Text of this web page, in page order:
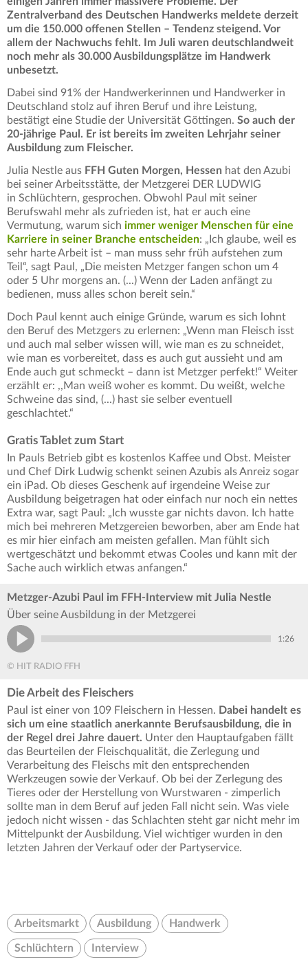
Zentralverband des Deutschen Handwerks meldete derzeit
um die 150.000 offenen Stellen – Tendenz steigend. Vor
allem der Nachwuchs fehlt. Im Juli waren deutschlandweit
noch mehr als 30.000 Ausbildungsplätze im Handwerk
unbesetzt.
Dabei sind 91% der Handwerkerinnen und Handwerker in
Deutschland stolz auf ihren Beruf und ihre Leistung,
bestätigt eine Studie der Universität Göttingen. So auch der
20-jährige Paul. Er ist bereits im zweiten Lehrjahr seiner
Ausbildung zum Fleischer.
Julia Nestle aus FFH Guten Morgen, Hessen hat den Azubi
bei seiner Arbeitsstätte, der Metzgerei DER LUDWIG
in Schlüchtern, gesprochen. Obwohl Paul mit seiner
Berufswahl mehr als zufrieden ist, hat er auch eine
Vermutung, warum sich immer weniger Menschen für eine
Karriere in seiner Branche entscheiden: „Ich glaube, weil es
sehr harte Arbeit ist – man muss sehr früh aufstehen zum
Teil“, sagt Paul, „Die meisten Metzger fangen schon um 4
oder 5 Uhr morgens an. (...) Wenn der Laden anfängt zu
bedienen, muss alles schon bereit sein.“
Doch Paul kennt auch einige Gründe, warum es sich lohnt
den Beruf des Metzgers zu erlernen: „Wenn man Fleisch isst
und auch mal selber wissen will, wie man es zu schneidet,
wie man es vorbereitet, dass es auch gut aussieht und am
Ende auch gut schmeckt – dann ist Metzger perfekt!“ Weiter
erzählt er: ,,Man weiß woher es kommt. Du weißt, welche
Schweine das sind, (...) hast sie selber eventuell
geschlachtet.“
Gratis Tablet zum Start
In Pauls Betrieb gibt es kostenlos Kaffee und Obst. Meister
und Chef Dirk Ludwig schenkt seinen Azubis als Anreiz sogar
ein iPad. Ob dieses Geschenk auf irgendeine Weise zur
Ausbildung beigetragen hat oder einfach nur noch ein nettes
Extra war, sagt Paul: „Ich wusste gar nichts davon. Ich hatte
mich bei mehreren Metzgereien beworben, aber am Ende hat
es mir hier einfach am meisten gefallen. Man fühlt sich
wertgeschätzt und bekommt etwas Cooles und kann mit der
Sache auch wirklich etwas anfangen.“
Metzger-Azubi Paul im FFH-Interview mit Julia Nestle
Über seine Ausbildung in der Metzgerei
1:26
© HIT RADIO FFH
Die Arbeit des Fleischers
Paul ist einer von 109 Fleischern in Hessen. Dabei handelt es
sich um eine staatlich anerkannte Berufsausbildung, die in
der Regel drei Jahre dauert. Unter den Hauptaufgaben fällt
das Beurteilen der Fleischqualität, die Zerlegung und
Verarbeitung des Fleischs mit den entsprechenden
Werkzeugen sowie der Verkauf. Ob bei der Zerlegung des
Tieres oder der Herstellung von Wurstwaren - zimperlich
sollte man in dem Beruf auf jeden Fall nicht sein. Was viele
jedoch nicht wissen - das Schlachten steht gar nicht mehr im
Mittelpunkt der Ausbildung. Viel wichtiger wurden in den
letzten Jahren der Verkauf oder der Partyservice.
Arbeitsmarkt Ausbildung Handwerk
Schlüchtern Interview